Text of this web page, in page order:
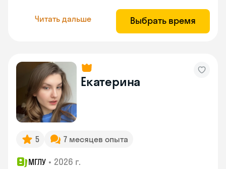
Читать дальше Выбрать время
Екатерина
5 7 месяцев опыта
МГЛУ • 2026 г.